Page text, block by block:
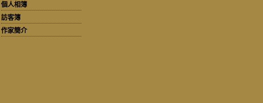
個人相簿
訪客簿
作家簡介